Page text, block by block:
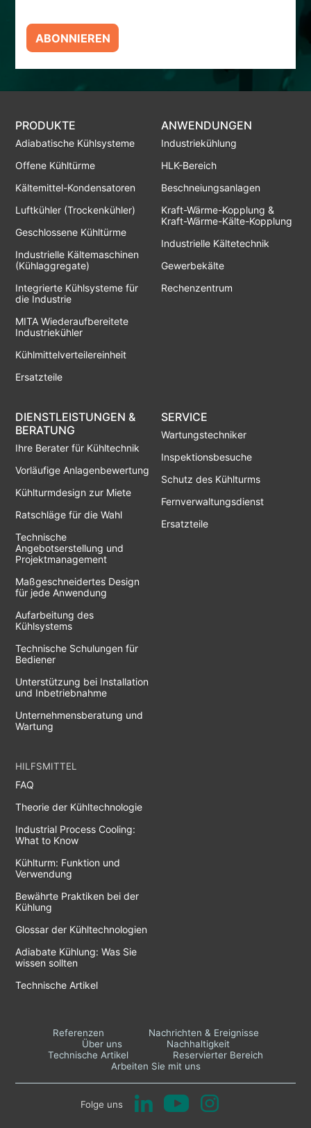
ABONNIEREN
PRODUKTE
Adiabatische Kühlsysteme
Offene Kühltürme
Kältemittel-Kondensatoren
Luftkühler (Trockenkühler)
Geschlossene Kühltürme
Industrielle Kältemaschinen
(Kühlaggregate)
Integrierte Kühlsysteme für
die Industrie
MITA Wiederaufbereitete
Industriekühler
Kühlmittelverteilereinheit
Ersatzteile
ANWENDUNGEN
Industriekühlung
HLK-Bereich
Beschneiungsanlagen
Kraft-Wärme-Kopplung &
Kraft-Wärme-Kälte-Kopplung
Industrielle Kältetechnik
Gewerbekälte
Rechenzentrum
DIENSTLEISTUNGEN &
BERATUNG
Ihre Berater für Kühltechnik
Vorläufige Anlagenbewertung
Kühlturmdesign zur Miete
Ratschläge für die Wahl
Technische
Angebotserstellung und
Projektmanagement
Maßgeschneidertes Design
für jede Anwendung
Aufarbeitung des
Kühlsystems
Technische Schulungen für
Bediener
Unterstützung bei Installation
und Inbetriebnahme
Unternehmensberatung und
Wartung
SERVICE
Wartungstechniker
Inspektionsbesuche
Schutz des Kühlturms
Fernverwaltungsdienst
Ersatzteile
HILFSMITTEL
FAQ
Theorie der Kühltechnologie
Industrial Process Cooling:
What to Know
Kühlturm: Funktion und
Verwendung
Bewährte Praktiken bei der
Kühlung
Glossar der Kühltechnologien
Adiabate Kühlung: Was Sie
wissen sollten
Technische Artikel
Referenzen
Nachrichten & Ereignisse
Über uns
Nachhaltigkeit
Technische Artikel
Reservierter Bereich
Arbeiten Sie mit uns
Folge uns